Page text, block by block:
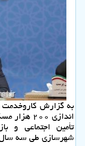
به گزارش كاروخدمت
اندازی
تأمین اجتماعی و
شهرسازی طی سه سال